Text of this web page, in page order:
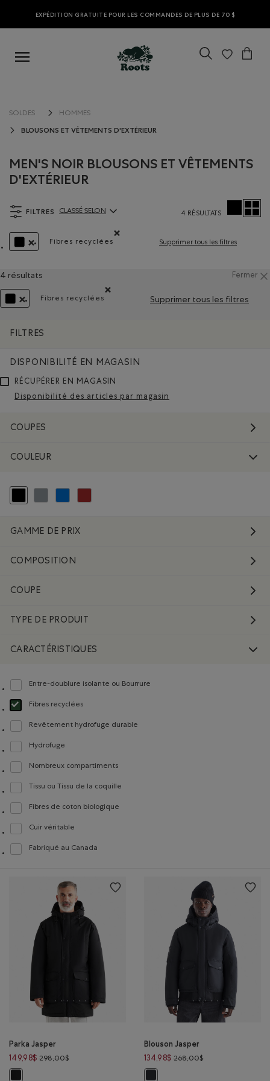
EXPÉDITION GRATUITE POUR LES COMMANDES DE PLUS DE 70 $
SOLDES HOMMES
BLOUSONS ET VÊTEMENTS D'EXTÉRIEUR
MEN'S NOIR BLOUSONS ET VÊTEMENTS
D'EXTÉRIEUR
FILTRES
Fibres recyclées
Supprimer tous les filtres
ClassÃ© selon Articles:
CLASSÉ SELON 4 RÉSULTATS
4 résultats Fermer
Fibres recyclées
Supprimer le filtre Classé selon Caractéristiques
Supprimer tous les filtres
FILTRES
DISPONIBILITÉ EN MAGASIN
RÉCUPÉRER EN MAGASIN
Disponibilité des articles par magasin
COUPES
COULEUR
Choisir Classé selon Couleur : Noir
Classer selon Couleur : Gris
Classer selon Couleur : Bleu
Classer selon Couleur : Brun
GAMME DE PRIX
COMPOSITION
COUPE
TYPE DE PRODUIT
CARACTÉRISTIQUES
Entre-doublure isolante ou Bourrure
Classer selon Caractéristiques : Entre-doublure isolante ou Bourrure
Fibres recyclées
Choisir Classé selon Caractéristiques : Fibres recyclées
Revêtement hydrofuge durable
Classer selon Caractéristiques : Revêtement hydrofuge durable
Hydrofuge
Classer selon Caractéristiques : Hydrofuge
Nombreux compartiments
Classer selon Caractéristiques : Nombreux compartiments
Tissu ou Tissu de la coquille
Classer selon Caractéristiques : Tissu ou Tissu de la coquille
Fibres de coton biologique
Classer selon Caractéristiques : Fibres de coton biologique
Cuir véritable
Classer selon Caractéristiques : Cuir véritable
Fabriqué au Canada
Classer selon Caractéristiques : Fabriqué au Canada
Parka Jasper
149,98$ 298,00$Prix réduit de 298,00$ à 149,98$
Blouson Jasper
134,98$ 268,00$Prix réduit de